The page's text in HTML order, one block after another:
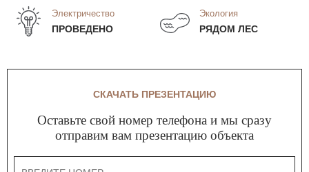
Электричество
ПРОВЕДЕНО
Экология
РЯДОМ ЛЕС
СКАЧАТЬ ПРЕЗЕНТАЦИЮ
Оставьте свой номер телефона и мы сразу
отправим вам презентацию объекта